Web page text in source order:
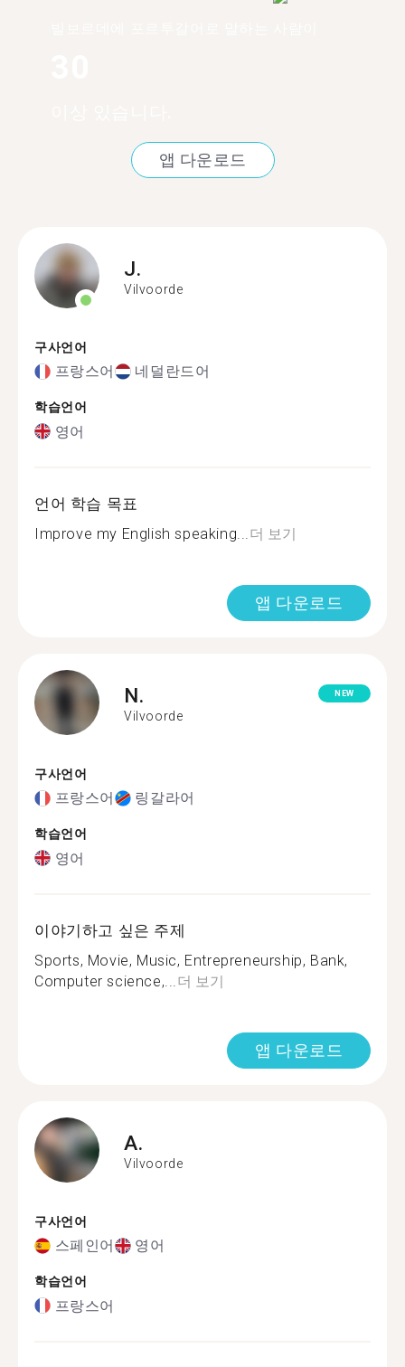
앱 다운로드
J.
Vilvoorde
구사언어
프랑스어 네덜란드어
학습언어
영어
언어 학습 목표
Improve my English speaking... 더 보기
앱 다운로드
N.
Vilvoorde
NEW
구사언어
프랑스어 링갈라어
학습언어
영어
이야기하고 싶은 주제
Sports, Movie, Music, Entrepreneurship, Bank,
Computer science,... 더 보기
앱 다운로드
A.
Vilvoorde
구사언어
스페인어 영어
학습언어
프랑스어